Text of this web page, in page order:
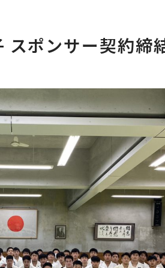
スポンサー契約締